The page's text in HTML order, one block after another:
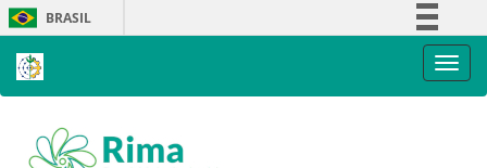
Skip
navigation
BRASIL